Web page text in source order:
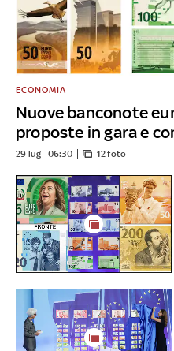
Nuove banconote
proposte in gara e
ECONOMIA
29 lug - 06:30 12 foto